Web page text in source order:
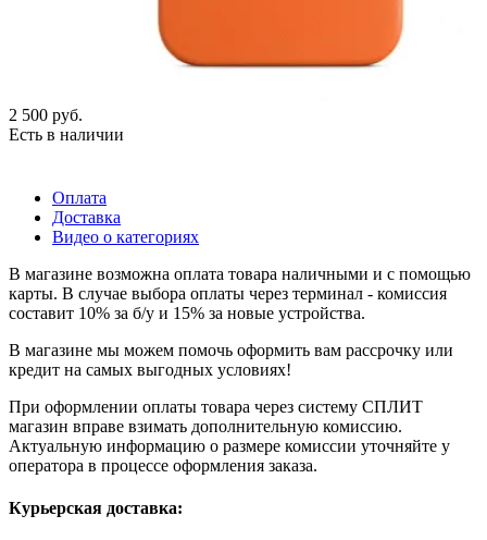
2 500 руб.
Есть в наличии
Оплата
Доставка
Видео о категориях
В магазине возможна оплата товара наличными и с помощью
карты. В случае выбора оплаты через терминал - комиссия
составит 10% за б/у и 15% за новые устройства.
В магазине мы можем помочь оформить вам рассрочку или
кредит на самых выгодных условиях!
При оформлении оплаты товара через систему СПЛИТ
магазин вправе взимать дополнительную комиссию.
Актуальную информацию о размере комиссии уточняйте у
оператора в процессе оформления заказа.
Курьерская доставка: